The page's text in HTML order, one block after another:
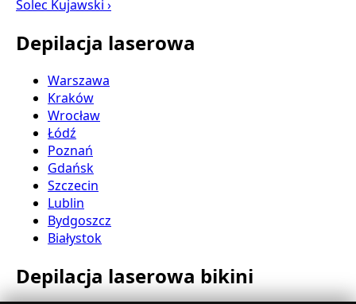
Solec Kujawski ›
Depilacja laserowa
Warszawa
Kraków
Wrocław
Łódź
Poznań
Gdańsk
Szczecin
Lublin
Bydgoszcz
Białystok
Depilacja laserowa bikini